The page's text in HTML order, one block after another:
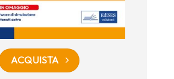
ACQUISTA